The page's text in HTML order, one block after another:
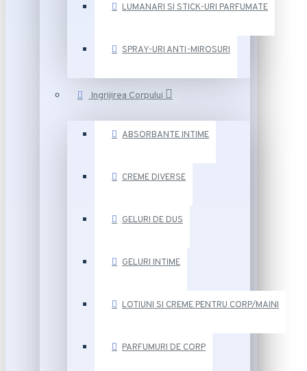
LUMANARI SI STICK-URI PARFUMATE
SPRAY-URI ANTI-MIROSURI
Ingrijirea Corpului
ABSORBANTE INTIME
CREME DIVERSE
GELURI DE DUS
GELURI INTIME
LOTIUNI SI CREME PENTRU CORP/MAINI
PARFUMURI DE CORP